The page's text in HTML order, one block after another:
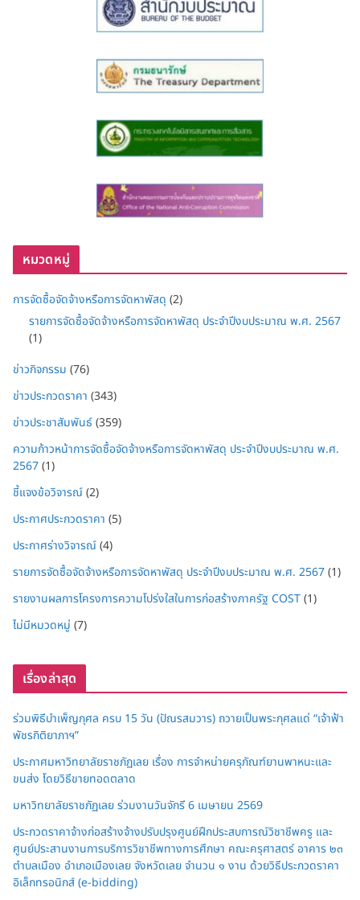
หมวดหมู่
การจัดซื้อจัดจ้างหรือการจัดหาพัสดุ (2)
รายการจัดซื้อจัดจ้างหรือการจัดหาพัสดุ ประจำปีงบประมาณ พ.ศ. 2567
(1)
ข่าวกิจกรรม (76)
ข่าวประกวดราคา (343)
ข่าวประชาสัมพันธ์(359)
ความก้าวหน้าการจัดซื้อจัดจ้างหรือการจัดหาพัสดุ ประจำปีงบประมาณ พ.ศ.
2567(1)
ชี้แจงข้อวิจารณ์(2)
ประกาศประกวดราคา (5)
ประกาศร่างวิจารณ์(4)
รายการจัดซื้อจัดจ้างหรือการจัดหาพัสดุ ประจำปีงบประมาณ พ.ศ. 2567(1)
รายงานผลการโครงการความโปร่งใสในการก่อสร้างภาครัฐ COST(1)
ไม่มีหมวดหมู่ (7)
เรื่องล่าสุด
ร่วมพิธีบำเพ็ญกุศล ครบ 15 วัน (ปัณรสมวาร) ถวายเป็นพระกุศลแด่ “เจ้าฟ้า
พัชรกิติยาภาฯ”
ประกาศมหาวิทยาลัยราชภัฏเลย เรื่อง การจำหน่ายครุภัณฑ์ยานพาหนะและ
ขนส่ง โดยวิธีขายทอดตลาด
มหาวิทยาลัยราชภัฏเลย ร่วมงานวันจักรี 6 เมษายน 2569
ประกวดราคาจ้างก่อสร้างจ้างปรับปรุงศูนย์ฝึกประสบการณ์วิชาชีพครู และ
ศูนย์ประสานงานการบริการวิชาชีพทางการศึกษา คณะครุศาสตร์ อาคาร ๒๓
ตำบลเมือง อำเภอเมืองเลย จังหวัดเลย จำนวน ๑ งาน ด้วยวิธีประกวดราคา
อิเล็กทรอนิกส์ (e-bidding)